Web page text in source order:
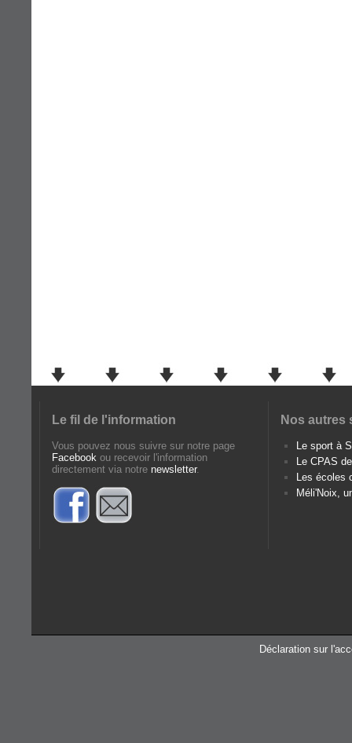
Le fil de l'information
Vous pouvez nous suivre sur notre page
Facebook ou recevoir l'information
directement via notre newsletter.
Nos autres
Le sport à
Le CPAS
Les écoles
Méli'Noix,
Déclaration sur